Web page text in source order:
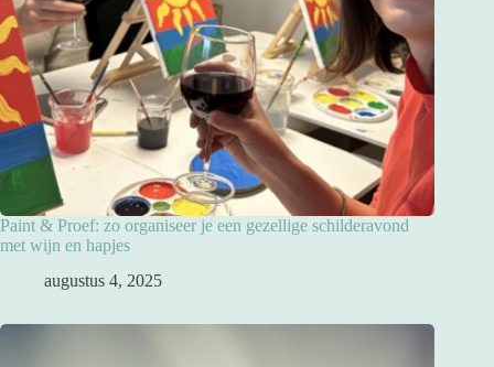
Paint & Proef: zo organiseer je een gezellige schilderavond
met wijn en hapjes
augustus 4, 2025